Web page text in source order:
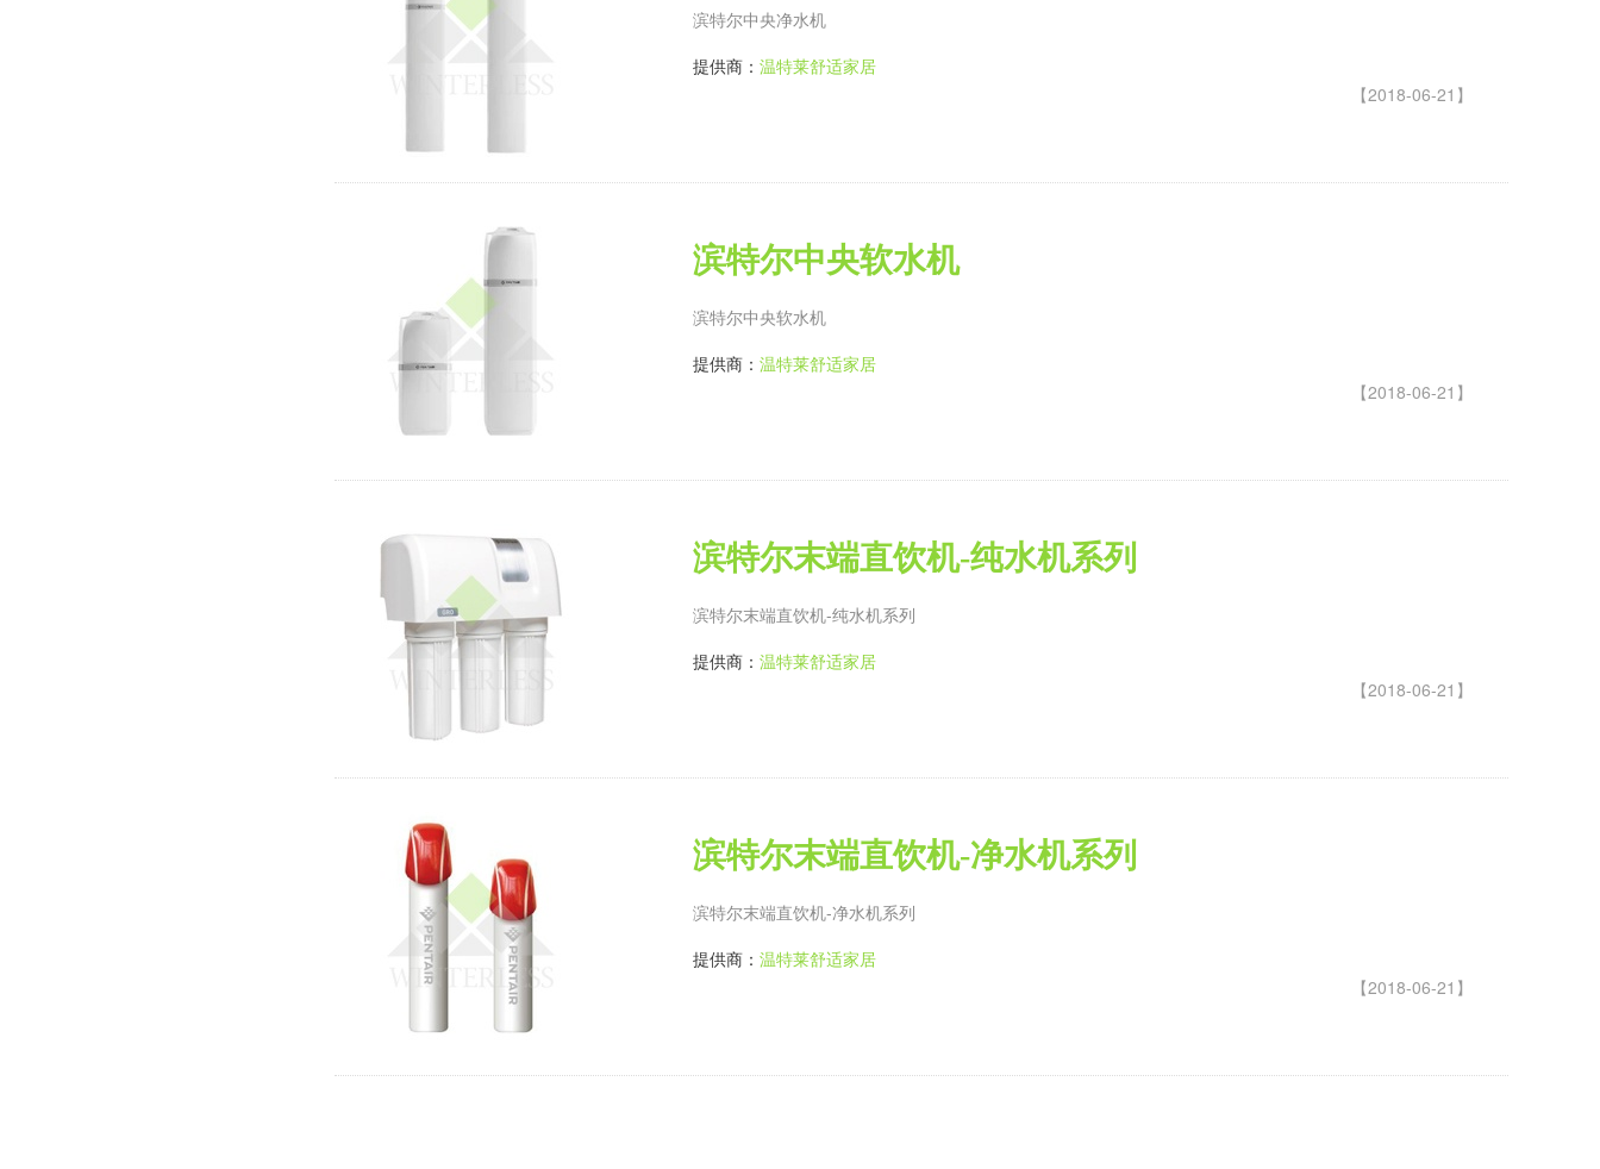
滨特尔中央净水机
提供商： 温特莱舒适家居
【2018-06-21】
滨特尔中央软水机
滨特尔中央软水机
提供商： 温特莱舒适家居
【2018-06-21】
滨特尔末端直饮机-纯水机系列
滨特尔末端直饮机-纯水机系列
提供商： 温特莱舒适家居
【2018-06-21】
滨特尔末端直饮机-净水机系列
滨特尔末端直饮机-净水机系列
提供商： 温特莱舒适家居
【2018-06-21】